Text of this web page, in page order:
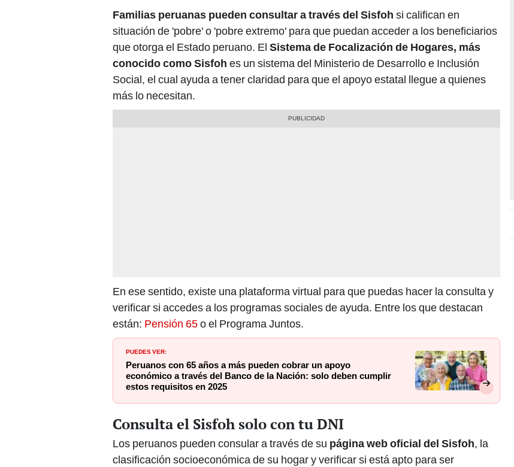
Familias peruanas pueden consultar a través del Sisfoh si califican en
situación de 'pobre' o 'pobre extremo' para que puedan acceder a los beneficiarios
que otorga el Estado peruano. El Sistema de Focalización de Hogares, más
conocido como Sisfoh es un sistema del Ministerio de Desarrollo e Inclusión
Social, el cual ayuda a tener claridad para que el apoyo estatal llegue a quienes
más lo necesitan.
En ese sentido, existe una plataforma virtual para que puedas hacer la consulta y
verificar si accedes a los programas sociales de ayuda. Entre los que destacan
están: Pensión 65o el Programa Juntos.
PUEDES VER:
Peruanos con 65 años a más pueden cobrar un apoyo
económico a través del Banco de la Nación: solo deben cumplir
estos requisitos en 2025
Consulta el Sisfoh solo con tu DNI
Los peruanos pueden consular a través de su página web oficial del Sisfoh, la
clasificación socioeconómica de su hogar y verificar si está apto para ser